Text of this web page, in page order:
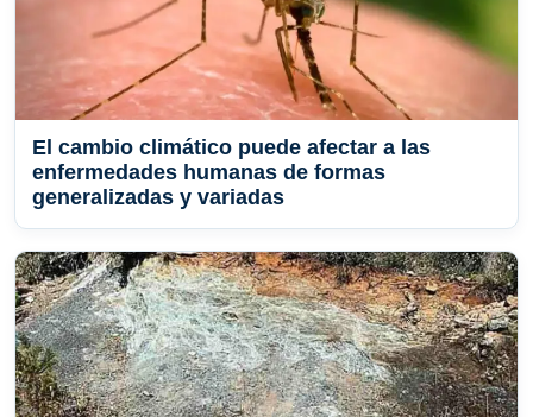
El cambio climático puede afectar a las
enfermedades humanas de formas
generalizadas y variadas